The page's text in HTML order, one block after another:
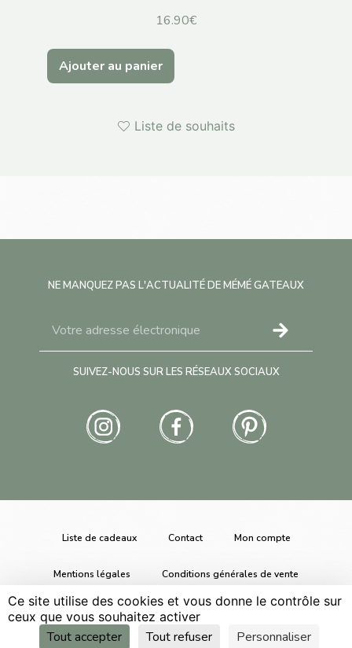
Ce site utilise des cookies et vous donne le contrôle sur
ceux que vous souhaitez activer
Tout accepter Tout refuser Personnaliser
16.90€
Ajouter au panier
Liste de souhaits
NE MANQUEZ PAS L'ACTUALITÉ DE MÉMÉ GATEAUX
SUIVEZ-NOUS SUR LES RÉSEAUX SOCIAUX
Liste de cadeaux Contact Mon compte
Mentions légales Conditions générales de vente
Gestion des cookies